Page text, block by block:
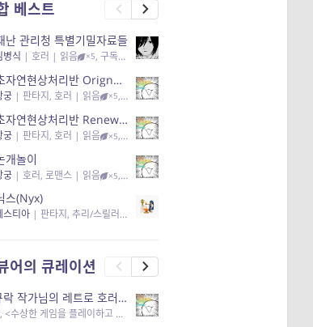
베스트
난 관리청 특별기밀자료들
병식 | 호러 | 읽음 ×5, 구독 , 응원95, 리뷰3
연현상처리반 Orignal + True Ending
궁 | 판타지, 호러 | 읽음 ×5, 구독 , 응원6
자연현상처리반 Renewal
궁 | 판타지, 호러 | 읽음 ×5, 구독 , 응원82, 리뷰4
개놀이
궁 | 호러, 로맨스 | 읽음 ×5, 공감11, 응원25
스(Nyx)
스티아 | 판타지, 추리/스릴러| 읽음
어의 큐레이션
이규락 작가님의 레트로 호러 리뷰
, <수상한 게임을 플레이하고 있어> 외 3개 작품